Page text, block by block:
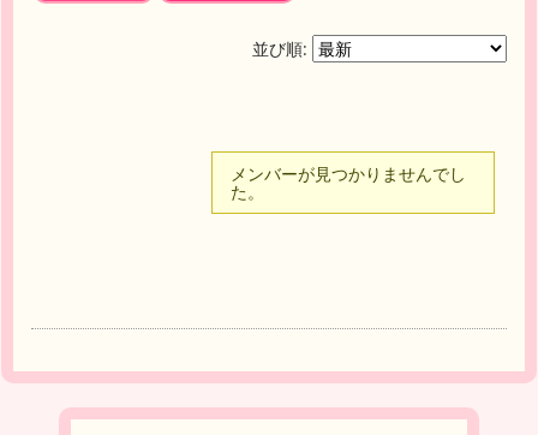
並び順:
メンバーが見つかりませんでし
た。